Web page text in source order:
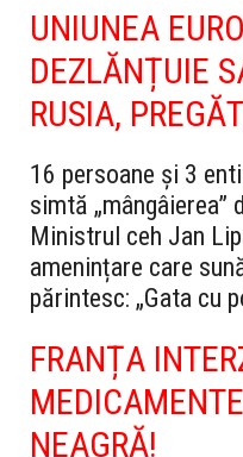
UNIUNEA
DEZLĂNȚUIE
RUSIA,
16 persoane și 3
simtă „mângâierea”
Ministrul ceh Jan
amenințare care
părintesc: „Gata cu
FRANȚA
NEAGRĂ!